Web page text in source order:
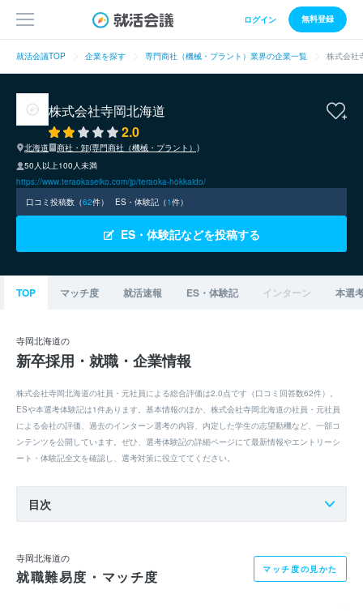
ログイン 無料登録
就活会議TOP 企業を探す 専門商社（機械・プラント）業界の企業一覧 株式会社
株式会社寺岡北海道
2.0
北海道
商社・卸(専門商社（機械・プラント）)
50人以上100人未満
https://www.teraokaseiko.com/jp/teraoka-hokkaido/
口コミ投稿数（62件） ES・体験記（1件）
ES・体験記などを投稿する
TOP マッチ度 就活速報 ES・体験記 インターン 本選
寺岡北海道の
新卒採用・就職・企業情報
株式会社寺岡北海道の社員・元社員による総合評価は2.0点です（口コミ回答数62件）。
ESや本選考体験記は1件あります。基本情報のほか、株式会社寺岡北海道の社員・元社員
による会社の評価、過去のインターン選考の内容、内定した学生の志望動機など、一部コ
ンテンツを公開しています。ぜひ、選考体験記の詳細ページにて最新情報やエントリーシ
ート・体験記全文を確認し、選考対策に役立ててください。
目次
寺岡北海道の
就職難易度・マッチ度 マッチ度の見かた